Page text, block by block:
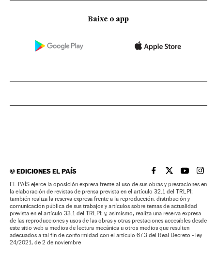
Baixe o app
©EDICIONES EL PAÍS EL PAÍS BRASIL EN
EL PAÍSEL PAÍS
EL
EL PAÍS ejerce la oposición expresa frente al uso de sus obras y prestaciones en
la elaboración de revistas de prensa prevista en el artículo 32.1 del TRLPI;
también realiza la reserva expresa frente a la reproducción, distribución y
comunicación pública de sus trabajos y artículos sobre temas de actualidad
prevista en el artículo 33.1 del TRLPI; y, asimismo, realiza una reserva expresa
de las reproducciones y usos de las obras y otras prestaciones accesibles desde
este sitio web a medios de lectura mecánica u otros medios que resulten
adecuados a tal fin de conformidad con el artículo 67.3 del Real Decreto - ley
24/2021, de 2 de noviembre